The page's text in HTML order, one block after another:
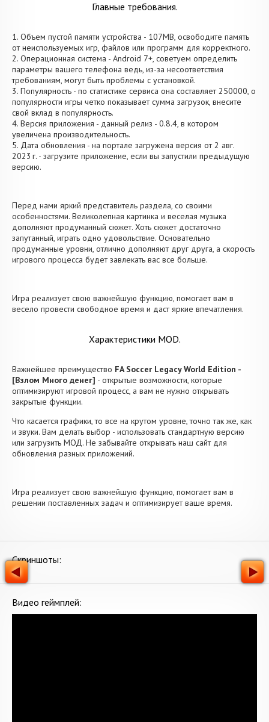
Главные требования.
1. Объем пустой памяти устройства - 107MB, освободите память
от неиспользуемых игр, файлов или программ для корректного.
2. Операционная система - Android 7+, советуем определить
параметры вашего телефона ведь, из-за несоответствия
требованиям, могут быть проблемы с установкой.
3. Популярность - по статистике сервиса она составляет 250000, о
популярности игры четко показывает сумма загрузок, внесите
свой вклад в популярность.
4. Версия приложения - данный релиз - 0.8.4, в котором
увеличена производительность.
5. Дата обновления - на портале загружена версия от 2 авг.
2023 г. - загрузите приложение, если вы запустили предыдущую
версию.
Перед нами яркий представитель раздела, со своими
особенностями. Великолепная картинка и веселая музыка
дополняют продуманный сюжет. Хоть сюжет достаточно
запутанный, играть одно удовольствие. Основательно
продуманные уровни, отлично дополняют друг друга, а скорость
игрового процесса будет завлекать вас все больше.
Игра реализует свою важнейшую функцию, помогает вам в
весело провести свободное время и даст яркие впечатления.
Характеристики MOD.
Важнейшее преимущество FA Soccer Legacy World Edition -
[Взлом Много денег] - открытые возможности, которые
оптимизируют игровой процесс, а вам не нужно открывать
закрытые функции.
Что касается графики, то все на крутом уровне, точно так же, как
и звуки. Вам делать выбор - использовать стандартную версию
или загрузить МОД. Не забывайте открывать наш сайт для
обновления разных приложений.
Игра реализует свою важнейшую функцию, помогает вам в
решении поставленных задач и оптимизирует ваше время.
Скриншоты:
Видео геймплей: